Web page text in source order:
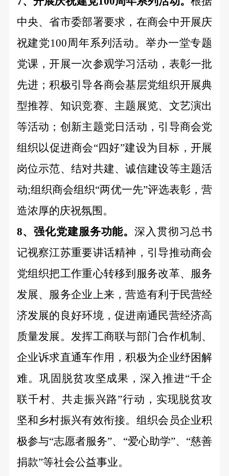
中央、省市委部署要求，在商会中开展庆
祝建党100周年系列活动。举办一堂专题
党课，开展一次参观学习活动，表彰一批
先进；积极引导各商会基层党组织开展典
型推荐、知识竞赛、主题展览、文艺演出
等活动； 创新主题党日活动，引导商会党
组织以促进商会“四好”建设为目标，开展
岗位示范、结对共建、诚信建设等主题活
动;组织商会组织“两优一先”评选表彰，营
造浓厚的庆祝氛围。
8、强化党建服务功能。深入贯彻习总书
记视察江苏重要讲话精神，引导推动商会
党组织把工作重心转移到服务改革、服务
发展、服务企业上来，营造有利于民营经
济发展的良好环境，促进南通民营经济高
质量发展。发挥工商联与部门合作机制、
企业诉求直通车作用，积极为企业纾困解
难。巩固脱贫攻坚成果，深入推进“千企
联千村、共走振兴路”行动，实现脱贫攻
坚和乡村振兴有效衔接。组织会员企业积
极参与“志愿者服务”、“爱心助学”、“慈善
捐款”等社会公益事业。